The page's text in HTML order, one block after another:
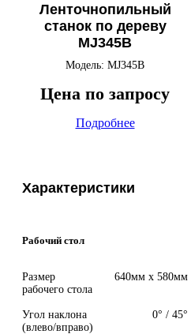
Ленточнопильный
станок по дереву
MJ345B
Модель: MJ345B
Цена по запросу
Подробнее
Характеристики
Рабочий стол
Размер
рабочего стола
640мм x 580мм
Угол наклона
(влево/вправо)
0° / 45°